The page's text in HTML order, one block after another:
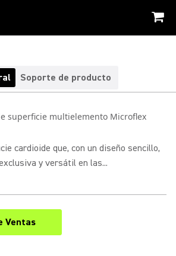
Soporte de producto
superficie multielemento Microflex
cardioide que, con un diseño sencillo,
y versátil en las...
Ventas